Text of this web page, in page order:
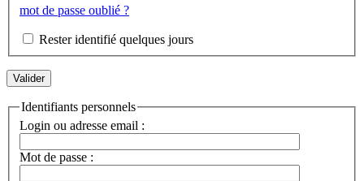
mot de passe oublié ?
Rester identifié quelques jours
Identifiants personnels
Login ou adresse email :
Mot de passe :